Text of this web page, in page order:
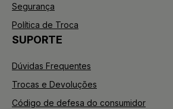
Segurança
Política de Troca
SUPORTE
Dúvidas Frequentes
Trocas e Devoluções
Código de defesa do consumidor